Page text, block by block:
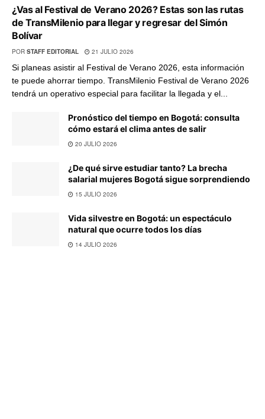
¿Vas al Festival de Verano 2026? Estas son las rutas
de TransMilenio para llegar y regresar del Simón
Bolívar
POR STAFF EDITORIAL 21 JULIO 2026
Si planeas asistir al Festival de Verano 2026, esta información
te puede ahorrar tiempo. TransMilenio Festival de Verano 2026
tendrá un operativo especial para facilitar la llegada y el...
Pronóstico del tiempo en Bogotá: consulta
cómo estará el clima antes de salir
20 JULIO 2026
¿De qué sirve estudiar tanto? La brecha
salarial mujeres Bogotá sigue sorprendiendo
15 JULIO 2026
Vida silvestre en Bogotá: un espectáculo
natural que ocurre todos los días
14 JULIO 2026